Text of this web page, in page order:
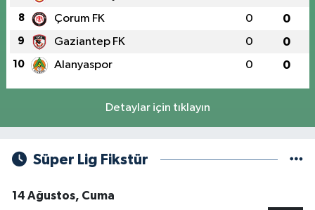
8 Çorum FK 0 0
9 Gaziantep FK 0 0
10 Alanyaspor 0 0
Detaylar için tıklayın
Süper Lig Fikstür
14 Ağustos, Cuma